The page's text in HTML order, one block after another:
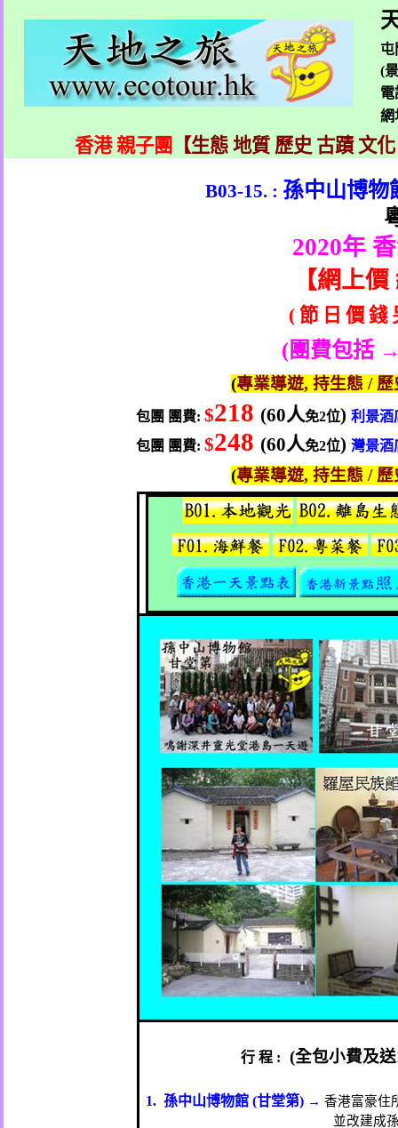
屯
(
電
香港 親子團 【生態 地質 歷史 古蹟 文
B03-15. : 孫中山博物
2020年
【網上價
( 節 日 價 錢
(團費包括
(專業導遊, 持生態 / 歷
包團 團費:$218 (60人免2位)利景酒
包團 團費:$248 (60人免2位)灣景酒
(專業導遊, 持生態 / 歷
行 程 : (全包小費及送
1. 孫中山博物館(甘堂第) → 香港富豪住
並改建成